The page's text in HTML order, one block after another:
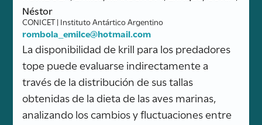
Néstor
CONICET | Instituto Antártico Argentino
rombola_emilce@hotmail.com
La disponibilidad de krill para los predadores
tope puede evaluarse indirectamente a
través de la distribución de sus tallas
obtenidas de la dieta de las aves marinas,
analizando los cambios y fluctuaciones entre